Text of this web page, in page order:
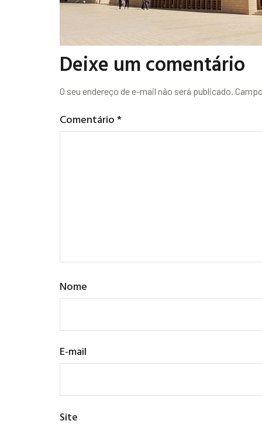
Deixe um comentário
O seu endereço de e-mail não será publicado.
Comentário*
Nome
E-mail
Site